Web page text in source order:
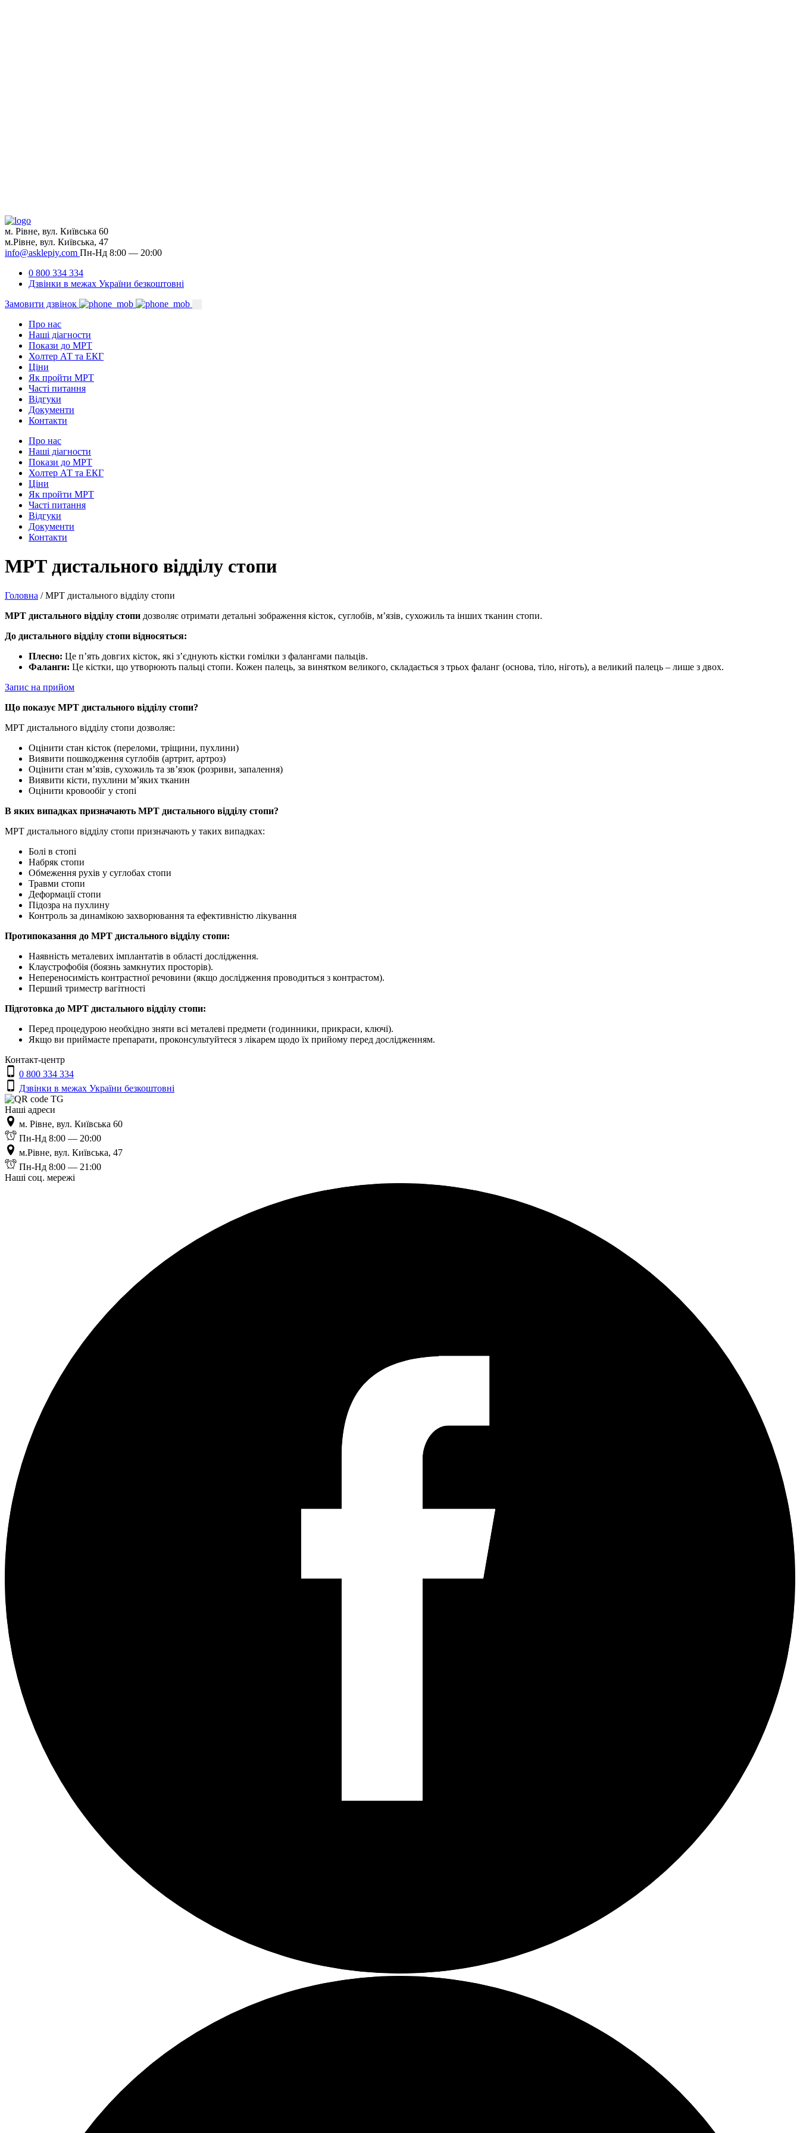
м. Рівне, вул. Київська 60
м.Рівне, вул. Київська, 47
info@asklepiy.com Пн-Нд 8:00 — 20:00
0 800 334 334
Дзвінки в межах України безкоштовні
Замовити дзвінок
Про нас
Наші діагности
Покази до МРТ
Холтер АТ та ЕКГ
Ціни
Як пройти МРТ
Часті питання
Відгуки
Документи
Контакти
Про нас
Наші діагности
Покази до МРТ
Холтер АТ та ЕКГ
Ціни
Як пройти МРТ
Часті питання
Відгуки
Документи
Контакти
МРТ дистального відділу стопи
Головна /МРТ дистального відділу стопи
МРТ дистального відділу стопи дозволяє отримати детальні зображення кісток, суглобів, м’язів, сухожиль та інших тканин стопи.
До дистального відділу стопи відносяться:
Плесно: Це п’ять довгих кісток, які з’єднують кістки гомілки з фалангами пальців.
Фаланги: Це кістки, що утворюють пальці стопи. Кожен палець, за винятком великого, складається з трьох фаланг (основа, тіло, ніготь), а великий палець – лише з двох.
Запис на прийом
Що показує МРТ дистального відділу стопи?
МРТ дистального відділу стопи дозволяє:
Оцінити стан кісток (переломи, тріщини, пухлини)
Виявити пошкодження суглобів (артрит, артроз)
Оцінити стан м’язів, сухожиль та зв’язок (розриви, запалення)
Виявити кісти, пухлини м’яких тканин
Оцінити кровообіг у стопі
В яких випадках призначають МРТ дистального відділу стопи?
МРТ дистального відділу стопи призначають у таких випадках:
Болі в стопі
Набряк стопи
Обмеження рухів у суглобах стопи
Травми стопи
Деформації стопи
Підозра на пухлину
Контроль за динамікою захворювання та ефективністю лікування
Протипоказання до МРТ дистального відділу стопи:
Наявність металевих імплантатів в області дослідження.
Клаустрофобія (боязнь замкнутих просторів).
Непереносимість контрастної речовини (якщо дослідження проводиться з контрастом).
Перший триместр вагітності
Підготовка до МРТ дистального відділу стопи:
Перед процедурою необхідно зняти всі металеві предмети (годинники, прикраси, ключі).
Якщо ви приймаєте препарати, проконсультуйтеся з лікарем щодо їх прийому перед дослідженням.
Контакт-центр
0 800 334 334
Дзвінки в межах України безкоштовні
Наші адреси
м. Рівне, вул. Київська 60
Пн-Нд 8:00 — 20:00
м.Рівне, вул. Київська, 47
Пн-Нд 8:00 — 21:00
Наші соц. мережі